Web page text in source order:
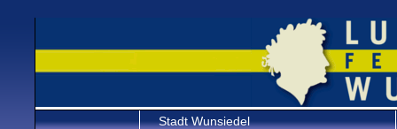
Stadt Wunsiedel